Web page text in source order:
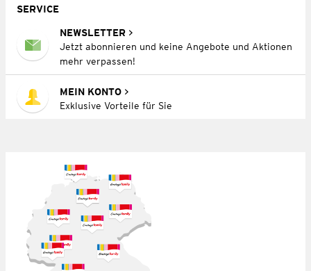
SERVICE
NEWSLETTER
Jetzt abonnieren und keine Angebote und Aktionen
mehr verpassen!
MEIN KONTO
Exklusive Vorteile für Sie